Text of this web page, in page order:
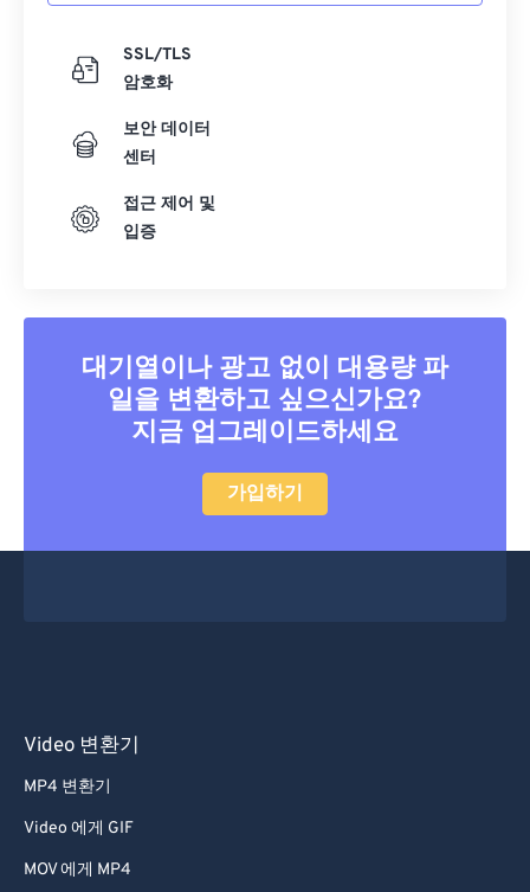
SSL/TLS
암호화
보안 데이터
센터
접근 제어 및
입증
대기열이나 광고 없이 대용량 파
일을 변환하고 싶으신가요?
지금 업그레이드하세요
가입하기
Video 변환기
MP4 변환기
Video 에게 GIF
MOV 에게 MP4